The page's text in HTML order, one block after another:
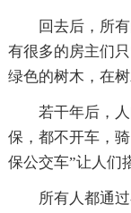
回去后，所
有很多的房主们
绿色的树木，在
若干年后，
保，都不开车，
保公交车”让人们
所有人都通